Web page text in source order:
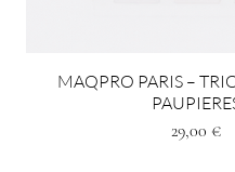
MAQPRO PARIS –
Preis
29,00 €